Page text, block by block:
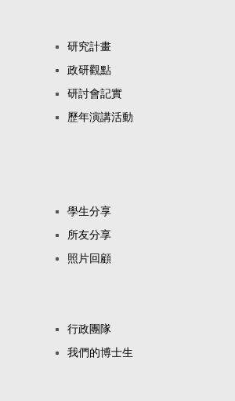
研究計畫
政研觀點
研討會記實
歷年演講活動
學生分享
所友分享
照片回顧
行政團隊
我們的博士生